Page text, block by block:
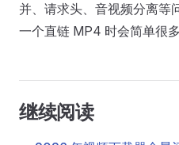
并、请求头、音视频分离等
一个直链 MP4 时会简单很多
继续阅读